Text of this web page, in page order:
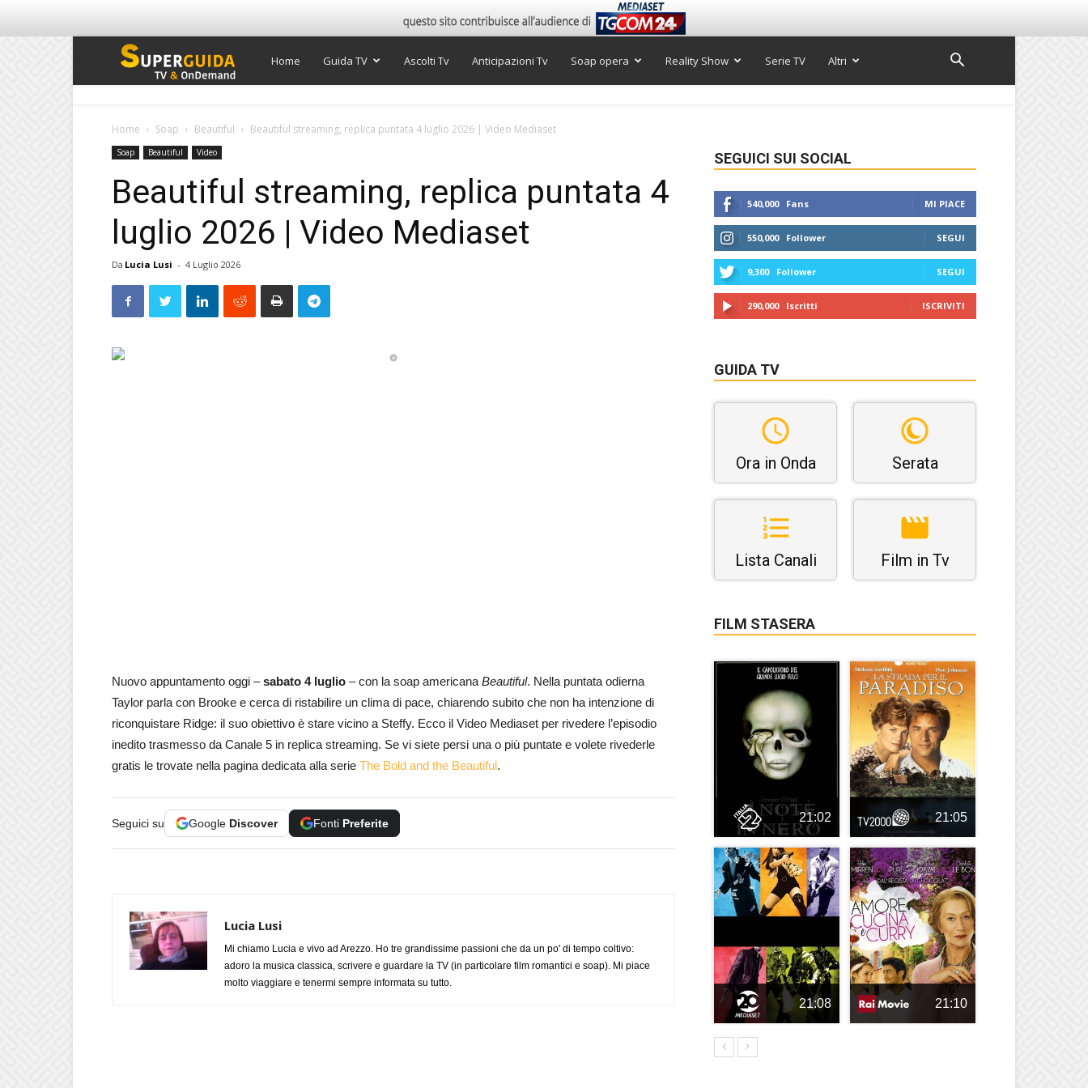
Super
Home Guida TV Ascolti Tv Anticipazioni Tv Soap opera Reality Show Serie TV Altri
Home Soap Beautiful Beautiful streaming, replica puntata 4 luglio 2026 | Video Mediaset
Soap Beautiful Video
Beautiful streaming, replica puntata 4
luglio 2026 | Video Mediaset
Da Lucia Lusi - 4 Luglio 2026
Nuovo appuntamento oggi –sabato 4 luglio – con la soap americana Beautiful. Nella puntata odierna
Taylor parla con Brooke e cerca di ristabilire un clima di pace, chiarendo subito che non ha intenzione di
riconquistare Ridge: il suo obiettivo è stare vicino a Steffy. Ecco il Video Mediaset per rivedere l’episodio
inedito trasmesso da Canale 5 in replica streaming. Se vi siete persi una o più puntate e volete rivederle
gratis le trovate nella pagina dedicata alla serie The Bold and the Beautiful.
Seguici su Google Discover Fonti Preferite
Lucia Lusi
Mi chiamo Lucia e vivo ad Arezzo. Ho tre grandissime passioni che da un po' di tempo coltivo:
adoro la musica classica, scrivere e guardare la TV (in particolare film romantici e soap). Mi piace
molto viaggiare e tenermi sempre informata su tutto.
SEGUICI SUI SOCIAL
540,000 Fans MI PIACE
550,000 Follower SEGUI
9,300 Follower SEGUI
290,000 Iscritti ISCRIVITI
GUIDA TV
Ora in Onda Serata
Lista Canali Film in Tv
FILM STASERA
21:02 21:05
21:08 21:10